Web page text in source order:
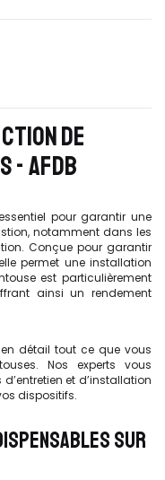
DE
- AFDB
pour garantir une
notamment dans les
Conçue pour garantir
permet une installation
est particulièrement
ainsi un rendement
détail tout ce que vous
Nos experts vous
et d’installation
dispositifs.
SUR